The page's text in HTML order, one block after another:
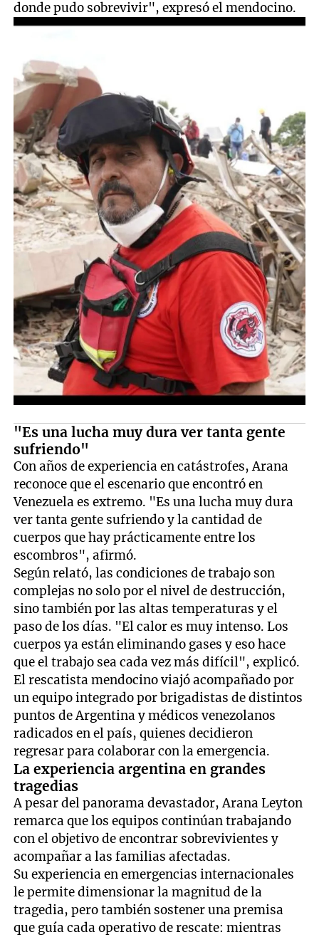
donde pudo sobrevivir", expresó el mendocino.
"Es una lucha muy dura ver tanta gente
sufriendo"
Con años de experiencia en catástrofes, Arana
reconoce que el escenario que encontró en
Venezuela es extremo. "Es una lucha muy dura
ver tanta gente sufriendo y la cantidad de
cuerpos que hay prácticamente entre los
escombros", afirmó.
Según relató, las condiciones de trabajo son
complejas no solo por el nivel de destrucción,
sino también por las altas temperaturas y el
paso de los días. "El calor es muy intenso. Los
cuerpos ya están eliminando gases y eso hace
que el trabajo sea cada vez más difícil", explicó.
El rescatista mendocino viajó acompañado por
un equipo integrado por brigadistas de distintos
puntos de Argentina y médicos venezolanos
radicados en el país, quienes decidieron
regresar para colaborar con la emergencia.
La experiencia argentina en grandes
tragedias
A pesar del panorama devastador, Arana Leyton
remarca que los equipos continúan trabajando
con el objetivo de encontrar sobrevivientes y
acompañar a las familias afectadas.
Su experiencia en emergencias internacionales
le permite dimensionar la magnitud de la
tragedia, pero también sostener una premisa
que guía cada operativo de rescate: mientras